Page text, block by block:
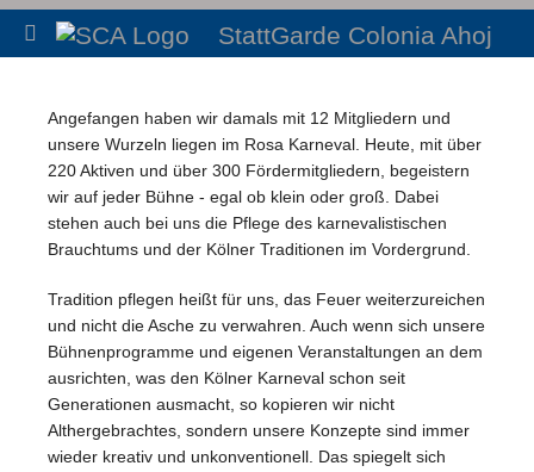
StattGarde Colonia Ahoj
Angefangen haben wir damals mit 12 Mitgliedern und
unsere Wurzeln liegen im Rosa Karneval. Heute, mit über
220 Aktiven und über 300 Fördermitgliedern, begeistern
wir auf jeder Bühne - egal ob klein oder groß. Dabei
stehen auch bei uns die Pflege des karnevalistischen
Brauchtums und der Kölner Traditionen im Vordergrund.
Tradition pflegen heißt für uns, das Feuer weiterzureichen
und nicht die Asche zu verwahren. Auch wenn sich unsere
Bühnenprogramme und eigenen Veranstaltungen an dem
ausrichten, was den Kölner Karneval schon seit
Generationen ausmacht, so kopieren wir nicht
Althergebrachtes, sondern unsere Konzepte sind immer
wieder kreativ und unkonventionell. Das spiegelt sich